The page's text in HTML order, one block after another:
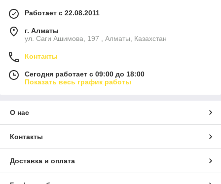
Работает с 22.08.2011
г. Алматы
ул. Саги Ашимова, 197 , Алматы, Казахстан
Контакты
Сегодня работает с 09:00 до 18:00
Показать весь график работы
О нас
Контакты
Доставка и оплата